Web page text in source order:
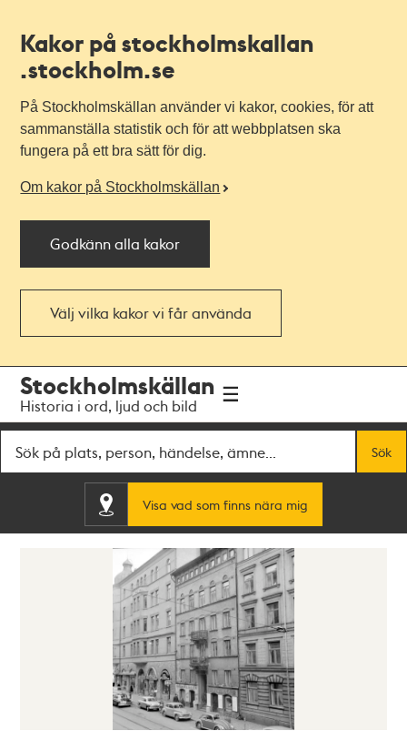
Kakor på stockholmskallan
.stockholm.se
På Stockholmskällan använder vi kakor, cookies, för att
sammanställa statistik och för att webbplatsen ska
fungera på ett bra sätt för dig.
Om kakor på Stockholmskällan
Godkänn alla kakor
Välj vilka kakor vi får använda
navigationen
huvudinnehållet
Stockholmskällan
Historia i ord, ljud och bild
Sök
Visa vad som finns nära mig